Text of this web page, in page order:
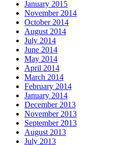
January 2015
November 2014
October 2014
August 2014
July 2014
June 2014
May 2014
April 2014
March 2014
February 2014
January 2014
December 2013
November 2013
September 2013
August 2013
July 2013